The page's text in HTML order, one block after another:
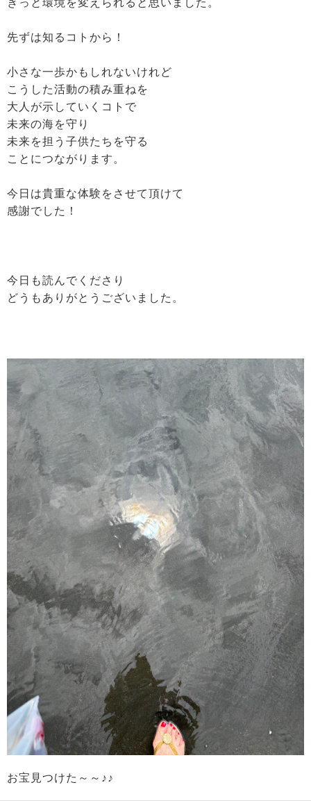
きっと環境を変えられると思いました。
先ずは知るコトから！
小さな一歩かもしれないけれど
こうした活動の積み重ねを
大人が示していくコトで
未来の海を守り
未来を担う子供たちを守る
ことにつながります。
今日は貴重な体験をさせて頂けて
感謝でした！
今日も読んでくださり
どうもありがとうございました。
お宝見つけた～～♪♪